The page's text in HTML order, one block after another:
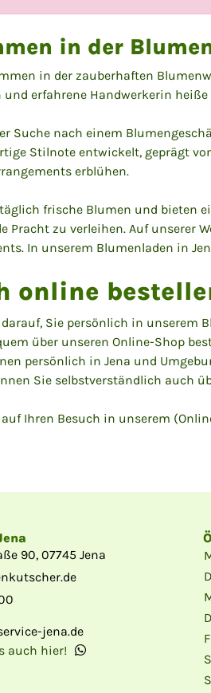
in der
in der zauberhaften
erfahrene Handwerkerin
Suche nach einem
Stilnote entwickelt, geprägt
erblühen.
frische Blumen und bieten
Pracht zu verleihen. Auf unserer
In unserem Blumenladen in
online
Sie persönlich in unserem
über unseren Online-Shop
persönlich in Jena und
Sie selbstverständlich auch
Ihren Besuch in unserem
90, 07745 Jena
jena.de
auch hier!